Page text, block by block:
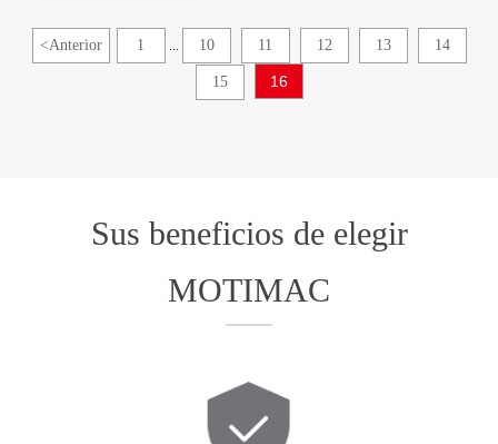
<Anterior 1 10 11 12 13 14
15 16
Sus beneficios de elegir
MOTIMAC